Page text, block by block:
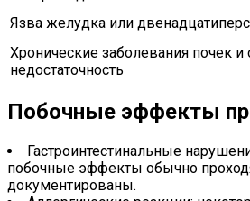
Язва желудка или
Хронические заболевания почек и
недостаточность
Побочные эффекты
Гастроинтестинальные
побочные эффекты обычно
документированы.